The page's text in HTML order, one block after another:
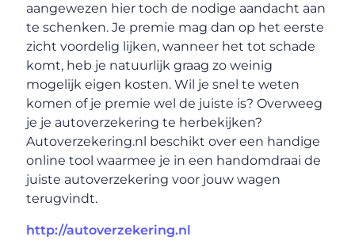
aangewezen hier toch de nodige aandacht aan
te schenken. Je premie mag dan op het eerste
zicht voordelig lijken, wanneer het tot schade
komt, heb je natuurlijk graag zo weinig
mogelijk eigen kosten. Wil je snel te weten
komen of je premie wel de juiste is? Overweeg
je je autoverzekering te herbekijken?
Autoverzekering.nl beschikt over een handige
online tool waarmee je in een handomdraai de
juiste autoverzekering voor jouw wagen
terugvindt.
http://autoverzekering.nl